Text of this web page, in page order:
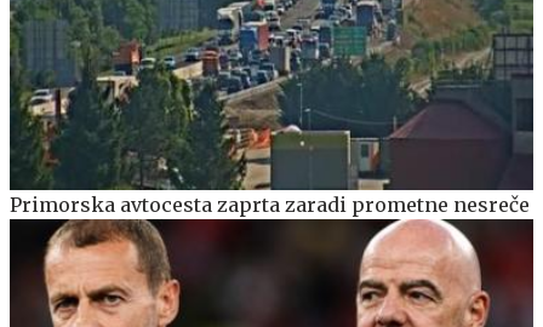
Primorska avtocesta zaprta zaradi prometne nesreče